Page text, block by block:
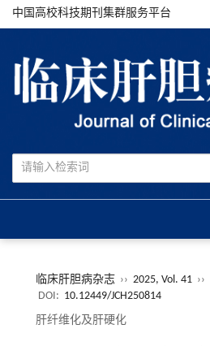
中国高校科技期刊集群服务平台
临床肝胆病杂志 ›› 2025, Vol. 41 ››
DOI: 10.12449/JCH250814
肝纤维化及肝硬化